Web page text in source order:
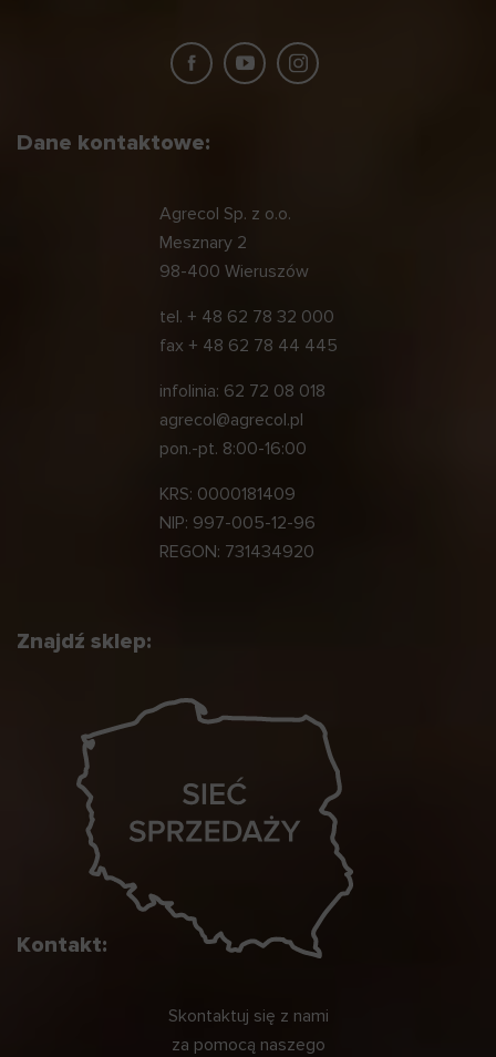
Dane kontaktowe:
Agrecol Sp. z o.o.
Mesznary 2
98-400 Wieruszów
tel. + 48 62 78 32 000
fax + 48 62 78 44 445
infolinia: 62 72 08 018
agrecol@agrecol.pl
pon.-pt. 8:00-16:00
KRS: 0000181409
NIP: 997-005-12-96
REGON: 731434920
Znajdź sklep:
Kontakt:
Skontaktuj się z nami
za pomocą naszego